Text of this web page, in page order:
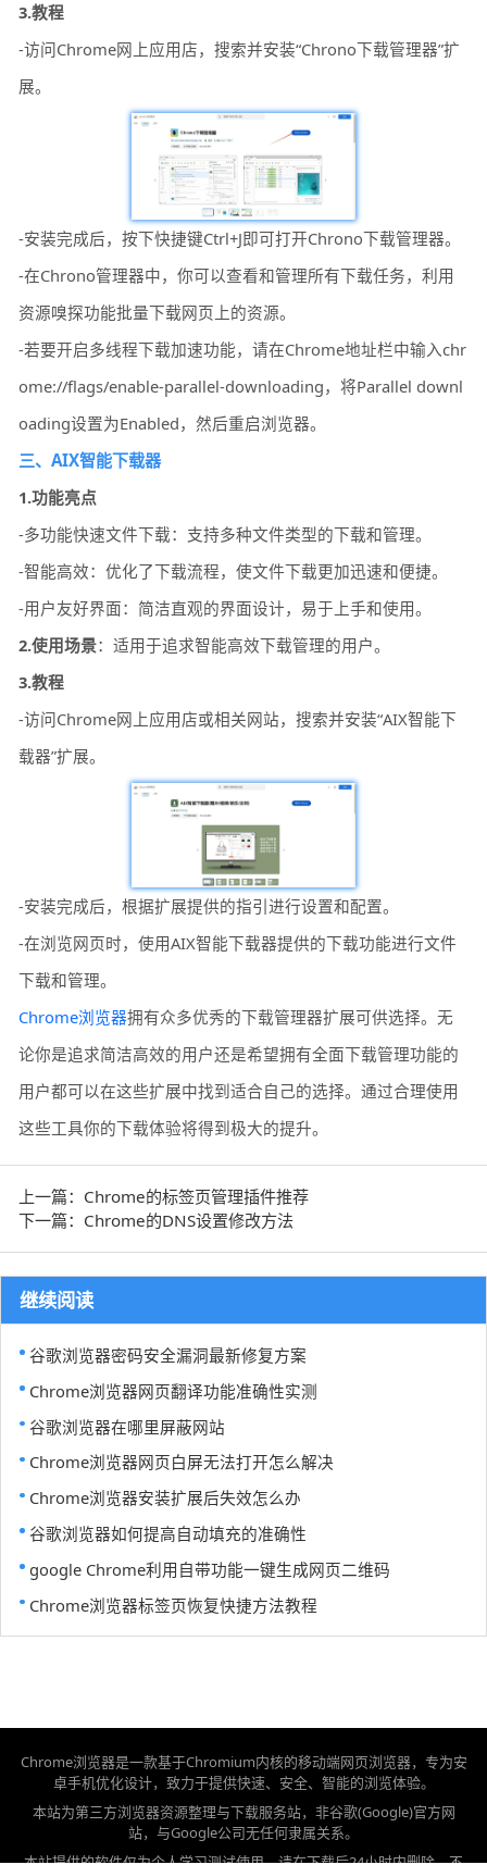
3.教程
-访问Chrome网上应用店，搜索并安装“Chrono下载管理器”扩
展。
-安装完成后，按下快捷键Ctrl+J即可打开Chrono下载管理器。
-在Chrono管理器中，你可以查看和管理所有下载任务，利用
资源嗅探功能批量下载网页上的资源。
-若要开启多线程下载加速功能，请在Chrome地址栏中输入chr
ome://flags/enable-parallel-downloading，将Parallel downl
oading设置为Enabled，然后重启浏览器。
三、AIX智能下载器
1.功能亮点
-多功能快速文件下载：支持多种文件类型的下载和管理。
-智能高效：优化了下载流程，使文件下载更加迅速和便捷。
-用户友好界面：简洁直观的界面设计，易于上手和使用。
2.使用场景：适用于追求智能高效下载管理的用户。
3.教程
-访问Chrome网上应用店或相关网站，搜索并安装“AIX智能下
载器”扩展。
-安装完成后，根据扩展提供的指引进行设置和配置。
-在浏览网页时，使用AIX智能下载器提供的下载功能进行文件
下载和管理。
Chrome浏览器拥有众多优秀的下载管理器扩展可供选择。无
论你是追求简洁高效的用户还是希望拥有全面下载管理功能的
用户都可以在这些扩展中找到适合自己的选择。通过合理使用
这些工具你的下载体验将得到极大的提升。
上一篇：Chrome的标签页管理插件推荐
下一篇：Chrome的DNS设置修改方法
继续阅读
谷歌浏览器密码安全漏洞最新修复方案
Chrome浏览器网页翻译功能准确性实测
谷歌浏览器在哪里屏蔽网站
Chrome浏览器网页白屏无法打开怎么解决
Chrome浏览器安装扩展后失效怎么办
谷歌浏览器如何提高自动填充的准确性
google Chrome利用自带功能一键生成网页二维码
Chrome浏览器标签页恢复快捷方法教程
Chrome浏览器是一款基于Chromium内核的移动端网页浏览器，专为安
卓手机优化设计，致力于提供快速、安全、智能的浏览体验。
本站为第三方浏览器资源整理与下载服务站，非谷歌(Google)官方网
站，与Google公司无任何隶属关系。